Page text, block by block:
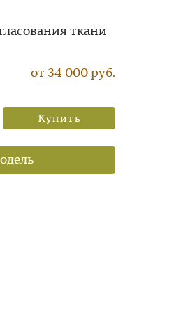
ткани
от 34 000 руб.
Купить